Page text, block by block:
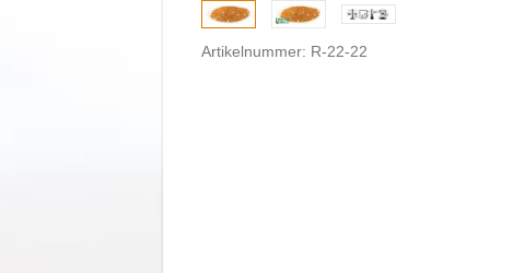
Artikelnummer: R-22-22